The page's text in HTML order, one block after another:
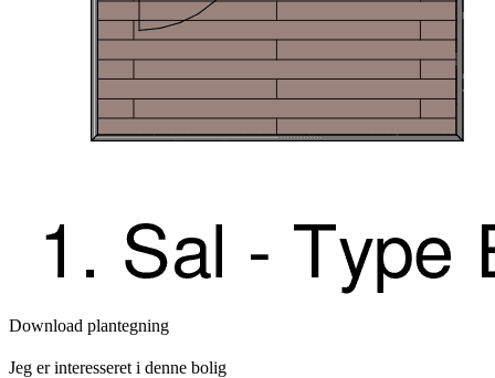
Download plantegning
Jeg er interesseret i denne bolig